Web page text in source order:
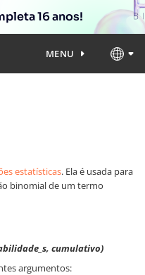
16 anos!
MENU
estatísticas. Ela é usada para
binomial de um termo
cumulativo)
argumentos: